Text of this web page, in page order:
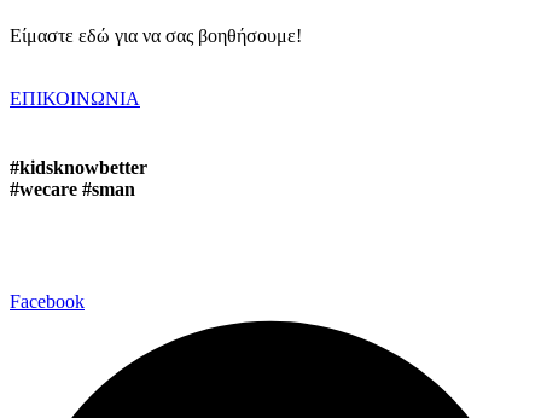
Είμαστε εδώ για να σας βοηθήσουμε!
ΕΠΙΚΟΙΝΩΝΙΑ
#kidsknowbetter
#wecare #sman
Facebook